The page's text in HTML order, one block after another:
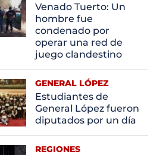
Venado Tuerto: Un
hombre fue
condenado por
operar una red de
juego clandestino
GENERAL LÓPEZ
Estudiantes de
General López fueron
diputados por un día
REGIONES